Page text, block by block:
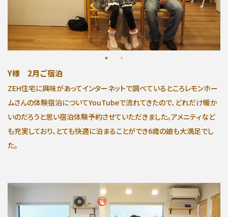
∟自由設計・高性能住宅『AUCA』
∟自由設計・高断熱仕様住宅『MODERATE』
∟規格型・高性能住宅『Waffle』
宿泊型モデルハウス
∟宿泊体験予約
∟ご宿泊体験者フォト
Y様 2月ご宿泊
ZEH住宅に興味があってインターネットで調べているところレモンホー
ムさんの体験宿泊についてYouTubeで流れてきたので、どれだけ暖か
いのだろうと思い宿泊体験予約させていただきました。アメニティなど
も充実しており、とても快適に泊まることができ6歳の娘も大満足でし
た。